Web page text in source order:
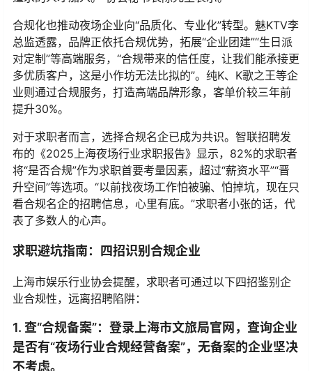
合规化也推动夜场企业向“品质化、专业化”转型。魅KTV李
总监透露，品牌正依托合规优势，拓展“企业团建”“生日派
对定制”等高端服务，“合规带来的信任度，让我们能承接更
多优质客户，这是小作坊无法比拟的”。纯K、K歌之王等企
业则通过合规服务，打造高端品牌形象，客单价较三年前
提升30%。
对于求职者而言，选择合规名企已成为共识。智联招聘发
布的《2025上海夜场行业求职报告》显示，82%的求职者
将“是否合规”作为求职首要考量因素，超过“薪资水平”“晋
升空间”等选项。“以前找夜场工作怕被骗、怕掉坑，现在只
看合规名企的招聘信息，心里有底。”求职者小张的话，代
表了多数人的心声。
求职避坑指南：四招识别合规企业
上海市娱乐行业协会提醒，求职者可通过以下四招鉴别企
业合规性，远离招聘陷阱：
1. 查“合规备案”：登录上海市文旅局官网，查询企业
是否有“夜场行业合规经营备案”，无备案的企业坚决
不考虑。